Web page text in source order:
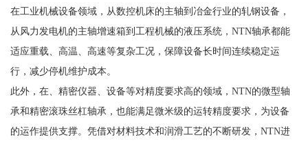
在工业机械设备领域，从数控机床的主轴到冶金行业的轧钢设备，
从风力发电机的主轴增速箱到工程机械的液压系统，NTN轴承都能
适应重载、高温、高速等复杂工况，保障设备长时间连续稳定运
行，减少停机维护成本。
此外，在、精密仪器、设备等对精度要求高的领域，NTN的微型轴
承和精密滚珠丝杠轴承，也能满足微米级的运转精度要求，为设备
的运作提供支撑。凭借对材料技术和润滑工艺的不断研发，NTN进